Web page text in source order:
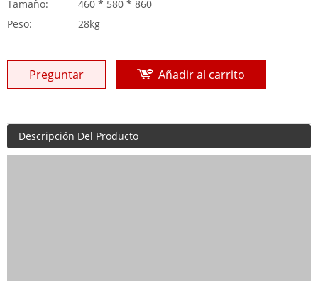
Tamaño:
460 * 580 * 860
Peso:
28kg
Preguntar Añadir al carrito
Descripción Del Producto